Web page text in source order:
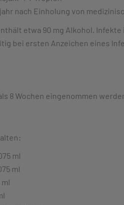
nach Einholung von
etwa 90 mg Alkohol.
bei ersten Anzeichen eines
8 Wochen eingenommen
ml
ml